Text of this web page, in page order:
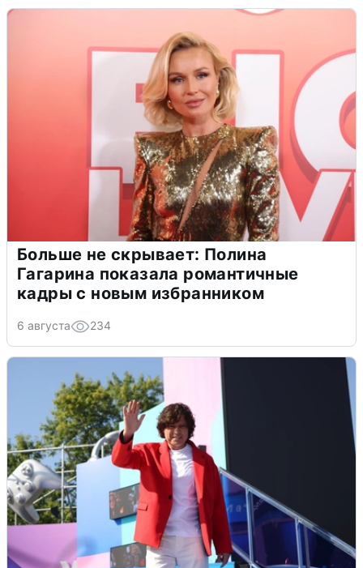
Больше не скрывает: Полина
Гагарина показала романтичные
кадры с новым избранником
6 августа 234